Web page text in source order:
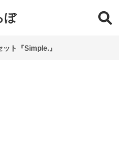
ぼ
ト『Simple.』